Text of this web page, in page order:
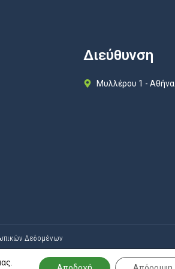
Διεύθυνση
Μυλλέρου 1 - Αθήνα
Δεδομένων